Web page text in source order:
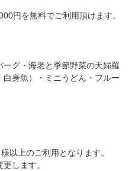
円を無料でご利用頂けます。
グ・海老と季節野菜の天婦羅
身魚）・ミニうどん・フルー
以上のご利用となります。
します。